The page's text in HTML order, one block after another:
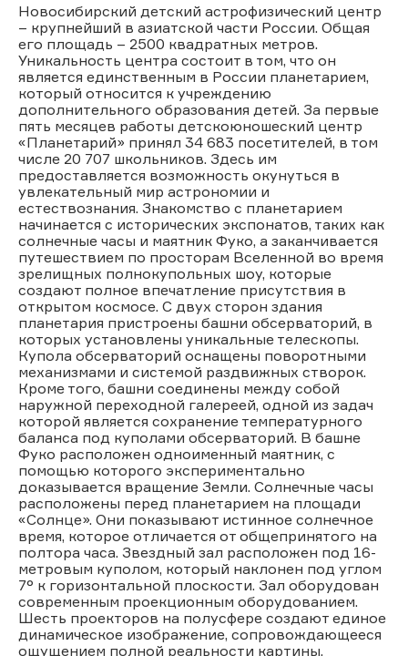
Новосибирский детский астрофизический центр
– крупнейший в азиатской части России. Общая
его площадь – 2500 квадратных метров.
Уникальность центра состоит в том, что он
является единственным в России планетарием,
который относится к учреждению
дополнительного образования детей. За первые
пять месяцев работы детскоюношеский центр
«Планетарий» принял 34 683 посетителей, в том
числе 20 707 школьников. Здесь им
предоставляется возможность окунуться в
увлекательный мир астрономии и
естествознания. Знакомство с планетарием
начинается с исторических экспонатов, таких как
солнечные часы и маятник Фуко, а заканчивается
путешествием по просторам Вселенной во время
зрелищных полнокупольных шоу, которые
создают полное впечатление присутствия в
открытом космосе. С двух сторон здания
планетария пристроены башни обсерваторий, в
которых установлены уникальные телескопы.
Купола обсерваторий оснащены поворотными
механизмами и системой раздвижных створок.
Кроме того, башни соединены между собой
наружной переходной галереей, одной из задач
которой является сохранение температурного
баланса под куполами обсерваторий. В башне
Фуко расположен одноименный маятник, с
помощью которого экспериментально
доказывается вращение Земли. Солнечные часы
расположены перед планетарием на площади
«Солнце». Они показывают истинное солнечное
время, которое отличается от общепринятого на
полтора часа. Звездный зал расположен под 16-
метровым куполом, который наклонен под углом
7° к горизонтальной плоскости. Зал оборудован
современным проекционным оборудованием.
Шесть проекторов на полусфере создают единое
динамическое изображение, сопровождающееся
ощущением полной реальности картины.